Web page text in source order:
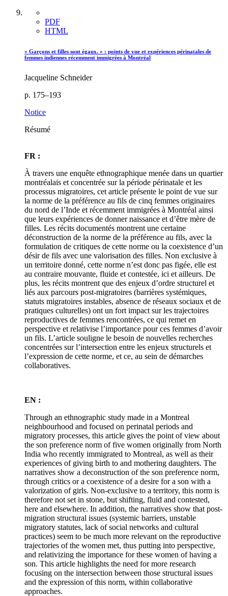
PDF
HTML
« Garçons et filles sont égaux. » : points de vue et expériences périnatales de
femmes indiennes récemment immigrées à Montréal
Jacqueline Schneider
p. 175–193
Notice
Résumé
FR :
À travers une enquête ethnographique menée dans un quartier
montréalais et concentrée sur la période périnatale et les
processus migratoires, cet article présente le point de vue sur
la norme de la préférence au fils de cinq femmes originaires
du nord de l’Inde et récemment immigrées à Montréal ainsi
que leurs expériences de donner naissance et d’être mère de
filles. Les récits documentés montrent une certaine
déconstruction de la norme de la préférence au fils, avec la
formulation de critiques de cette norme ou la coexistence d’un
désir de fils avec une valorisation des filles. Non exclusive à
un territoire donné, cette norme n’est donc pas figée, elle est
au contraire mouvante, fluide et contestée, ici et ailleurs. De
plus, les récits montrent que des enjeux d’ordre structurel et
liés aux parcours post-migratoires (barrières systémiques,
statuts migratoires instables, absence de réseaux sociaux et de
pratiques culturelles) ont un fort impact sur les trajectoires
reproductives de femmes rencontrées, ce qui remet en
perspective et relativise l’importance pour ces femmes d’avoir
un fils. L’article souligne le besoin de nouvelles recherches
concentrées sur l’intersection entre les enjeux structurels et
l’expression de cette norme, et ce, au sein de démarches
collaboratives.
EN :
Through an ethnographic study made in a Montreal
neighbourhood and focused on perinatal periods and
migratory processes, this article gives the point of view about
the son preference norm of five women originally from North
India who recently immigrated to Montreal, as well as their
experiences of giving birth to and mothering daughters. The
narratives show a deconstruction of the son preference norm,
through critics or a coexistence of a desire for a son with a
valorization of girls. Non-exclusive to a territory, this norm is
therefore not set in stone, but shifting, fluid and contested,
here and elsewhere. In addition, the narratives show that post-
migration structural issues (systemic barriers, unstable
migratory statutes, lack of social networks and cultural
practices) seem to be much more relevant on the reproductive
trajectories of the women met, thus putting into perspective,
and relativizing the importance for these women of having a
son. This article highlights the need for more research
focusing on the intersection between those structural issues
and the expression of this norm, within collaborative
approaches.